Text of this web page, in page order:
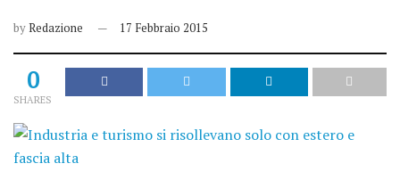
byRedazione 17 Febbraio 2015
0
SHARES